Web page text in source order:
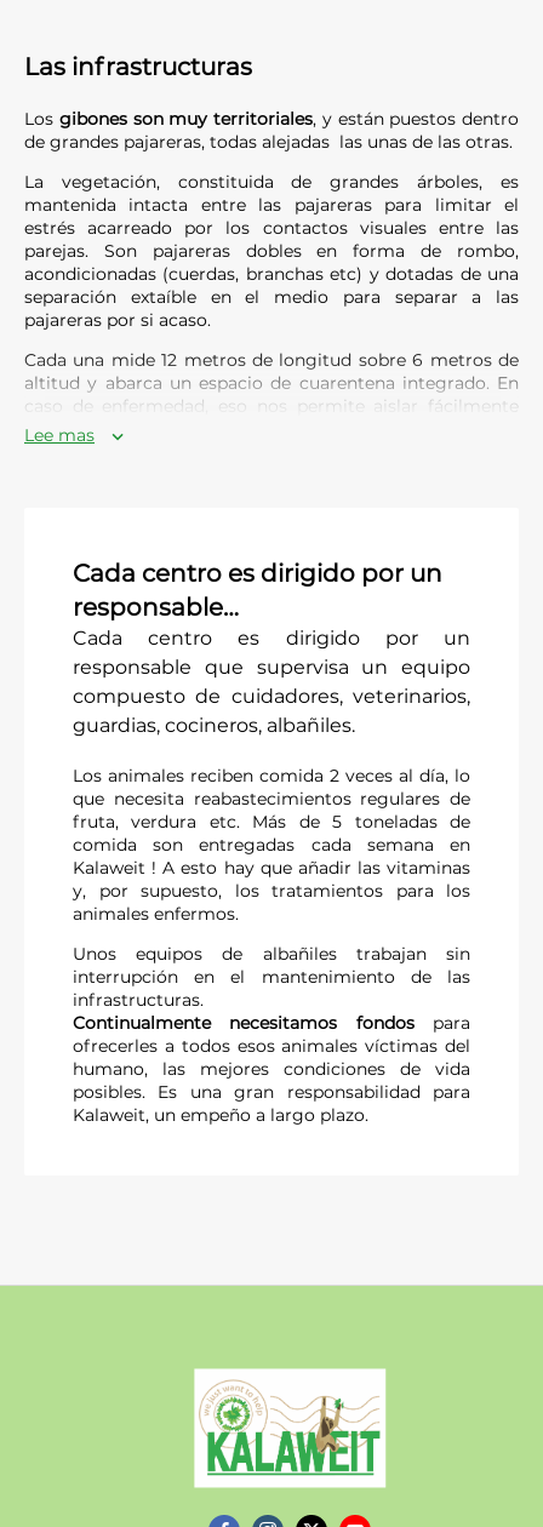
Las infrastructuras
Los gibones son muy territoriales, y están puestos dentro
de grandes pajareras, todas alejadas las unas de las otras.
La vegetación, constituida de grandes árboles, es
mantenida intacta entre las pajareras para limitar el
estrés acarreado por los contactos visuales entre las
parejas. Son pajareras dobles en forma de rombo,
acondicionadas (cuerdas, branchas etc) y dotadas de una
separación extaíble en el medio para separar a las
pajareras por si acaso.
Cada una mide 12 metros de longitud sobre 6 metros de
altitud y abarca un espacio de cuarentena integrado. En
caso de enfermedad, eso nos permite aislar fácilmente
uno de los gibones sin alejarle de su pareja y acelerar su
Los cocodrilos están colocados en 5 parcelas, con grandes
estanques. Las parcelas pueden ser conectadas o aisladas.
Vallas eléctricas han sido instaladas en los límites
interiores de los recintos de los animales potencialmente
peligrosos (osos, cocodrilos) para evitar que uno de ellos
se escape.
Los osos están agrupados en varios recintos de 15 metros
un estanque y comodidades (neumáticos, plataformas de
descanso) y las parcelas pueden comunicar, o no, las unas
con las otras.
Las instalaciones funcionan integralmente con la energía
Lee mas
Cada centro es dirigido por un
responsable…
Cada centro es dirigido por un
responsable que supervisa un equipo
compuesto de cuidadores, veterinarios,
guardias, cocineros, albañiles.
Los animales reciben comida 2 veces al día, lo
que necesita reabastecimientos regulares de
fruta, verdura etc. Más de 5 toneladas de
comida son entregadas cada semana en
Kalaweit ! A esto hay que añadir las vitaminas
y, por supuesto, los tratamientos para los
animales enfermos.
Unos equipos de albañiles trabajan sin
interrupción en el mantenimiento de las
infrastructuras.
Continualmente necesitamos fondospara
ofrecerles a todos esos animales víctimas del
humano, las mejores condiciones de vida
posibles. Es una gran responsabilidad para
Kalaweit, un empeño a largo plazo.
Kalaweit